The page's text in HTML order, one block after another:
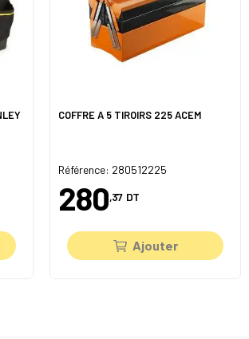
COFFRE A 5 TIROIRS 225 ACEM
Référence: 280512225
280,37 DT
Ajouter